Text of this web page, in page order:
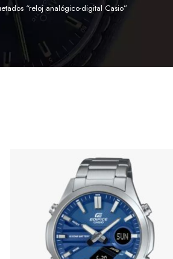
“reloj analógico-digital Casio”